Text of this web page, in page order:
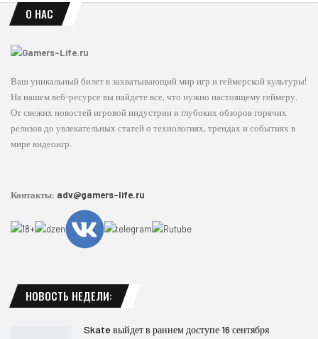
О НАС
Ваш уникальный билет в захватывающий мир игр и геймерской культуры!
На нашем веб-ресурсе вы найдете все, что нужно настоящему геймеру.
От свежих новостей игровой индустрии и глубоких обзоров горячих
релизов до увлекательных статей о технологиях, трендах и событиях в
мире видеоигр.
Контакты: adv@gamers-life.ru
НОВОСТЬ НЕДЕЛИ:
Skate выйдет в раннем доступе 16 сентября